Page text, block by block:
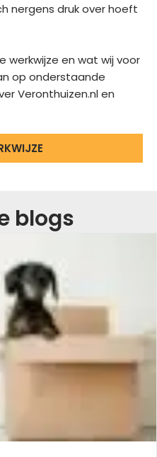
nergens druk over hoeft
werkwijze en wat wij voor
op onderstaande
Veronthuizen.nl en
blogs